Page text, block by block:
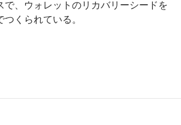
で、ウォレットのリカバリーシードを
くられている。
火事にも耐える究極のコールドウォ